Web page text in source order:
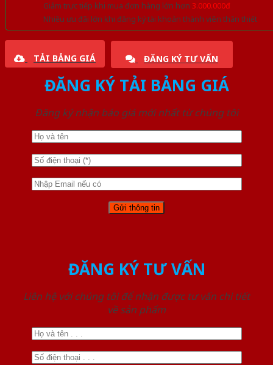
Giảm trực tiếp khi mua đơn hàng lớn hơn 3.000.000đ
Nhiều ưu đãi lớn khi đăng ký tài khoản thành viên thân thiết
TẢI BẢNG GIÁ ĐĂNG KÝ TƯ VẤN
ĐĂNG KÝ TẢI BẢNG GIÁ
Đăng ký nhận báo giá mới nhất từ chúng tôi
ĐĂNG KÝ TƯ VẤN
Liên hệ với chúng tôi để nhận được tư vấn chi tiết
về sản phẩm